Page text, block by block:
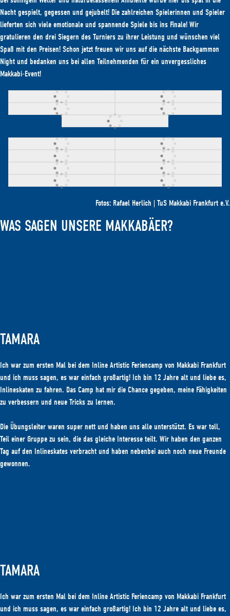
Nacht gespielt, gegessen und gejubelt! Die zahlreichen Spielerinnen und Spieler
lieferten sich viele emotionale und spannende Spiele bis ins Finale! Wir
gratulieren den drei Siegern des Turniers zu ihrer Leistung und wünschen viel
Spaß mit den Preisen! Schon jetzt freuen wir uns auf die nächste Backgammon
Night und bedanken uns bei allen Teilnehmenden für ein unvergessliches
Makkabi-Event!
Fotos: Rafael Herlich | TuS Makkabi Frankfurt e.V.
WAS SAGEN UNSERE MAKKABÄER?
TAMARA
Ich war zum ersten Mal bei dem Inline Artistic Feriencamp von Makkabi Frankfurt
und ich muss sagen, es war einfach großartig! Ich bin 12 Jahre alt und liebe es,
Inlineskaten zu fahren. Das Camp hat mir die Chance gegeben, meine Fähigkeiten
zu verbessern und neue Tricks zu lernen.
Die Übungsleiter waren super nett und haben uns alle unterstützt. Es war toll,
Teil einer Gruppe zu sein, die das gleiche Interesse teilt. Wir haben den ganzen
Tag auf den Inlineskates verbracht und haben nebenbei auch noch neue Freunde
gewonnen.
TAMARA
Ich war zum ersten Mal bei dem Inline Artistic Feriencamp von Makkabi Frankfurt
und ich muss sagen, es war einfach großartig! Ich bin 12 Jahre alt und liebe es,